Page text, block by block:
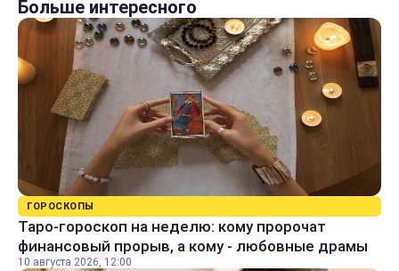
Больше интересного
ГОРОСКОПЫ
Таро-гороскоп на неделю: кому пророчат
финансовый прорыв, а кому - любовные драмы
10 августа 2026, 12:00